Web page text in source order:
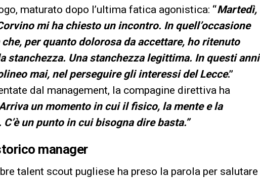
maturato dopo l’ultima fatica agonistica: “Martedì,
mi ha chiesto un incontro. In quell’occasione
per quanto dolorosa da accettare, ho ritenuto
stanchezza. Una stanchezza legittima. In questi anni
mai, nel perseguire gli interessi del Lecce.”
dal management, la compagine direttiva ha
un momento in cui il fisico, la mente e la
un punto in cui bisogna dire basta.”
manager
talent scout pugliese ha preso la parola per salutare